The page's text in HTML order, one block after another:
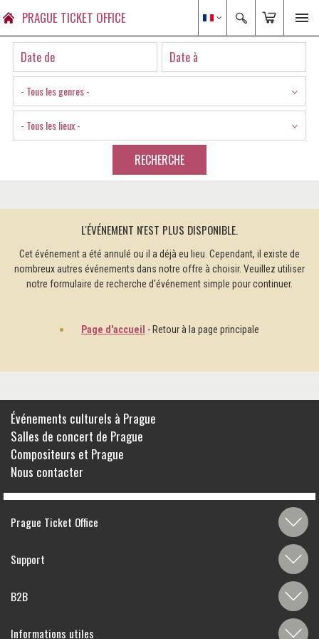
PRAGUE TICKET OFFICE
- Tous les genres -
- Tous les lieux -
RECHERCHE
L'ÉVÉNEMENT N'EST PLUS DISPONIBLE.
Cet événement a été annulé ou il a déjà eu lieu. Cependant, il existe de
nombreux autres événements dans notre offre à choisir. Veuillez utiliser
notre formulaire de recherche d'événement simple pour continuer.
Page d'accueil - Retour à la page principale
Événements culturels à Prague
Salles de concert de Prague
Compositeurs et Prague
Nous contacter
Prague Ticket Office
Support
B2B
Informations utiles